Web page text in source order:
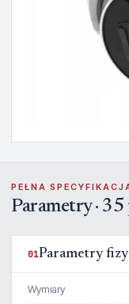
PEŁNA
Parametry ·
01Parametry
Wymiary